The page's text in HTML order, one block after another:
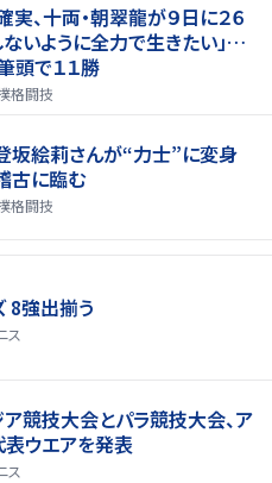
、十両・朝翠龍が９日に２６
いように全力で生きたい」…
頭で１１勝
格闘技
登坂絵莉さんが“力士”に変身
古に臨む
格闘技
8強出揃う
ス
競技大会とパラ競技大会、ア
ウエアを発表
ス